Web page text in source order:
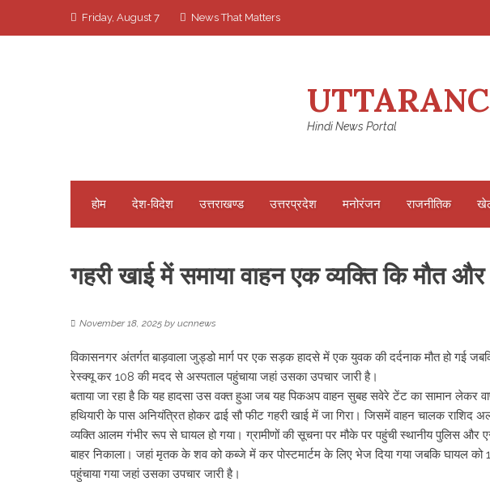
Friday, August 7 News That Matters
Hindi News Portal
होम देश-विदेश उत्तराखण्ड उत्तरप्रदेश मनोरंजन राजनीतिक
गहरी खाई में समाया वाहन एक व्यक्ति कि मौत
November 18, 2025 by ucnnews
विकासनगर अंतर्गत बाड़वाला जुड्डो मार्ग पर एक सड़क हादसे में एक युवक की दर्दनाक मौत हो गई
रेस्क्यू कर 108 की मदद से अस्पताल पहुंचाया जहां उसका उपचार जारी है।
बताया जा रहा है कि यह हादसा उस वक्त हुआ जब यह पिकअप वाहन सुबह सवेरे टेंट का सामान लेकर
हथियारी के पास अनियंत्रित होकर ढाई सौ फीट गहरी खाई में जा गिरा। जिसमें वाहन चालक राशिद
व्यक्ति आलम गंभीर रूप से घायल हो गया। ग्रामीणों की सूचना पर मौके पर पहुंची स्थानीय पुलिस
बाहर निकाला। जहां मृतक के शव को कब्जे में कर पोस्टमार्टम के लिए भेज दिया गया जबकि घायल
पहुंचाया गया जहां उसका उपचार जारी है।